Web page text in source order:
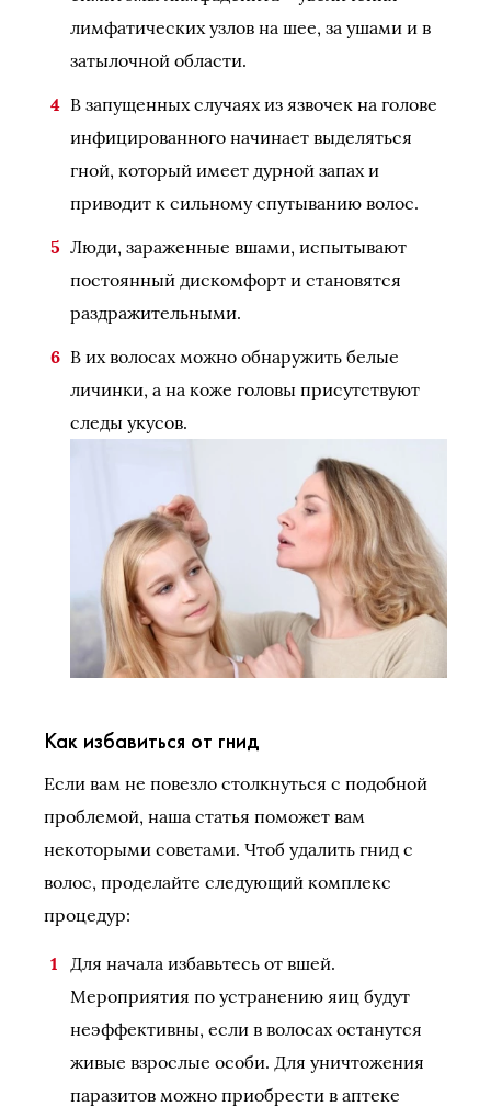
лимфатических узлов на шее, за ушами и в
затылочной области.
В запущенных случаях из язвочек на голове
инфицированного начинает выделяться
гной, который имеет дурной запах и
приводит к сильному спутыванию волос.
Люди, зараженные вшами, испытывают
постоянный дискомфорт и становятся
раздражительными.
В их волосах можно обнаружить белые
личинки, а на коже головы присутствуют
следы укусов.
Как избавиться от гнид
Если вам не повезло столкнуться с подобной
проблемой, наша статья поможет вам
некоторыми советами. Чтоб удалить гнид с
волос, проделайте следующий комплекс
процедур:
Для начала избавьтесь от вшей.
Мероприятия по устранению яиц будут
неэффективны, если в волосах останутся
живые взрослые особи. Для уничтожения
паразитов можно приобрести в аптеке